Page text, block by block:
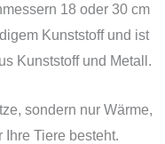
18 oder 30 cm
Kunststoff und ist
Kunststoff und Metall.
sondern nur Wärme,
Tiere besteht.